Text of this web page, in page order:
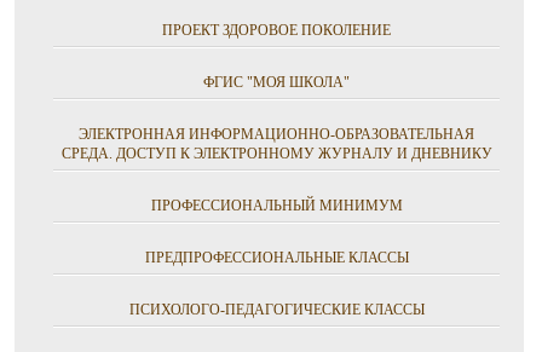
ПРОЕКТ ЗДОРОВОЕ ПОКОЛЕНИЕ
ФГИС "МОЯ ШКОЛА"
ЭЛЕКТРОННАЯ ИНФОРМАЦИОННО-ОБРАЗОВАТЕЛЬНАЯ
СРЕДА. ДОСТУП К ЭЛЕКТРОННОМУ ЖУРНАЛУ И ДНЕВНИКУ
ПРОФЕССИОНАЛЬНЫЙ МИНИМУМ
ПРЕДПРОФЕССИОНАЛЬНЫЕ КЛАССЫ
ПСИХОЛОГО-ПЕДАГОГИЧЕСКИЕ КЛАССЫ